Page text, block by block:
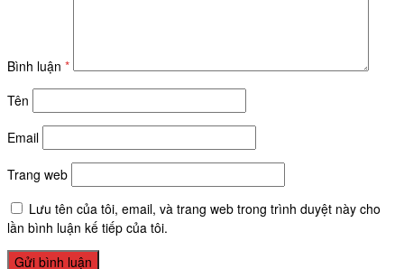
Bình luận *
Tên
Email
Trang web
Lưu tên của tôi, email, và trang web trong trình duyệt này cho
lần bình luận kế tiếp của tôi.